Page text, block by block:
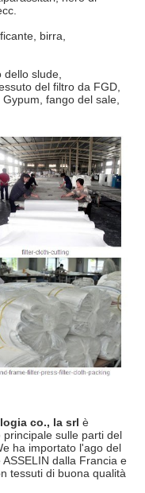
birra,
slude,
del filtro da FGD,
fango del sale,
co., la srl è
sulle parti del
ha importato l'ago del
dalla Francia e
tessuti di buona qualità